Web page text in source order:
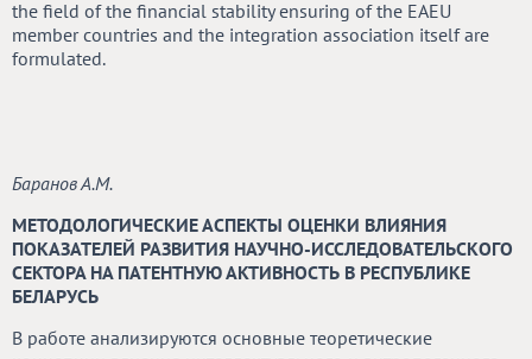
the field of the financial stability ensuring of the EAEU
member countries and the integration association itself are
formulated.
Баранов А.М.
МЕТОДОЛОГИЧЕСКИЕ АСПЕКТЫ ОЦЕНКИ ВЛИЯНИЯ
ПОКАЗАТЕЛЕЙ РАЗВИТИЯ НАУЧНО-ИССЛЕДОВАТЕЛЬСКОГО
СЕКТОРА НА ПАТЕНТНУЮ АКТИВНОСТЬ В РЕСПУБЛИКЕ
БЕЛАРУСЬ
В работе анализируются основные теоретические